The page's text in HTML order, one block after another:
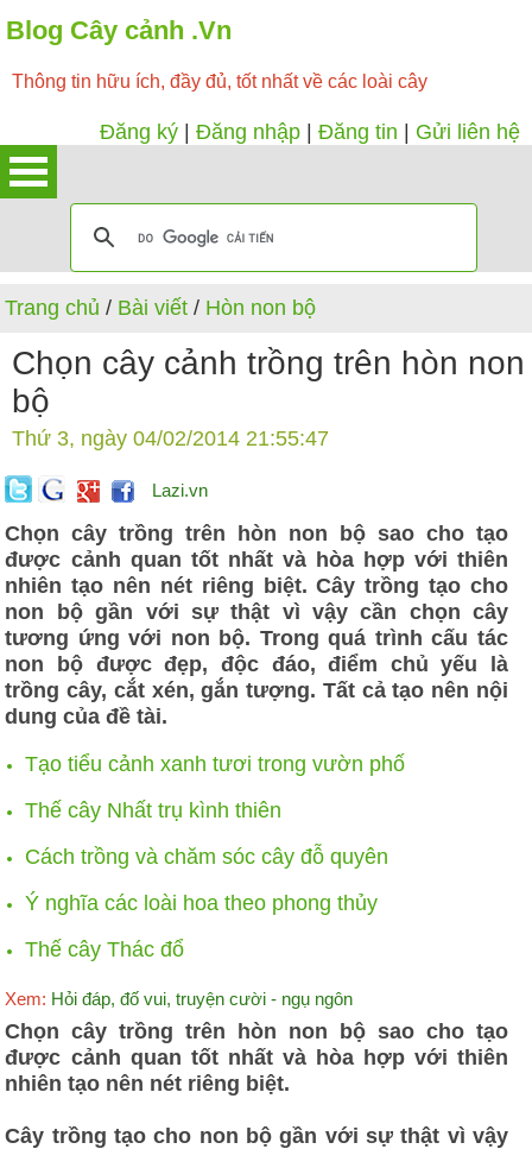
Blog Cây cảnh .Vn
Thông tin hữu ích, đầy đủ, tốt nhất về các loài cây
Đăng ký Đăng nhập Đăng tin Gửi liên hệ
Trang chủ / Bài viết / Hòn non bộ
Chọn cây cảnh trồng trên hòn non
bộ
Thứ 3, ngày 04/02/2014 21:55:47
Lazi.vn
Chọn cây trồng trên hòn non bộ sao cho tạo
được cảnh quan tốt nhất và hòa hợp với thiên
nhiên tạo nên nét riêng biệt. Cây trồng tạo cho
non bộ gần với sự thật vì vậy cần chọn cây
tương ứng với non bộ. Trong quá trình cấu tác
non bộ được đẹp, độc đáo, điểm chủ yếu là
trồng cây, cắt xén, gắn tượng. Tất cả tạo nên nội
dung của đề tài.
Tạo tiểu cảnh xanh tươi trong vườn phố
Thế cây Nhất trụ kình thiên
Cách trồng và chăm sóc cây đỗ quyên
Ý nghĩa các loài hoa theo phong thủy
Thế cây Thác đổ
Xem: Hỏi đáp, đố vui, truyện cười - ngụ ngôn
Chọn cây trồng trên hòn non bộ sao cho tạo
được cảnh quan tốt nhất và hòa hợp với thiên
nhiên tạo nên nét riêng biệt.
Cây trồng tạo cho non bộ gần với sự thật vì vậy